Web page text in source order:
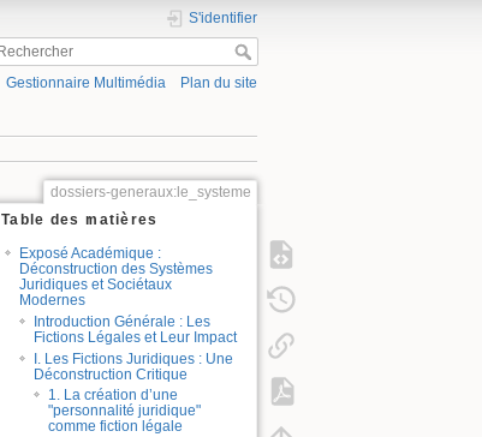
S'identifier
Gestionnaire Multimédia Plan du site
dossiers-generaux:le_systeme
Table des matières
Exposé Académique :
Déconstruction des Systèmes
Juridiques et Sociétaux
Modernes
Introduction Générale : Les
Fictions Légales et Leur Impact
I. Les Fictions Juridiques : Une
Déconstruction Critique
1. La création d’une
"personnalité juridique"
comme fiction légale